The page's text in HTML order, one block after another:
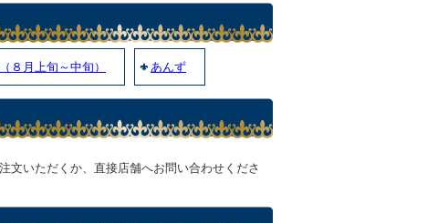
８月上旬～中旬） あんず
文いただくか、直接店舗へお問い合わせくださ